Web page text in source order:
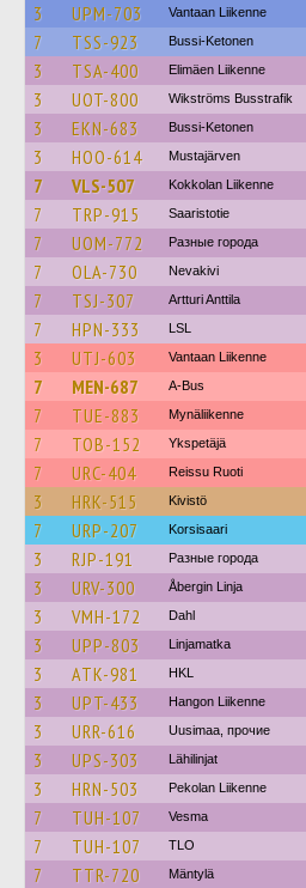
3 UPM-703 Vantaan Liikenne
7 TSS-923 Bussi-Ketonen
3 TSA-400 Elimäen Liikenne
3 UOT-800 Wikströms Busstrafik
3 EKN-683 Bussi-Ketonen
3 HOO-614 Mustajärven
7 VLS-507 Kokkolan Liikenne
7 TRP-915 Saaristotie
7 UOM-772 Разные города
7 OLA-730 Nevakivi
7 TSJ-307 Artturi Anttila
7 HPN-333 LSL
3 UTJ-603 Vantaan Liikenne
7 MEN-687 A-Bus
7 TUE-883 Mynäliikenne
7 TOB-152 Ykspetäjä
7 URC-404 Reissu Ruoti
3 HRK-515 Kivistö
7 URP-207 Korsisaari
3 RJP-191 Разные города
3 URV-300 Åbergin Linja
3 VMH-172 Dahl
3 UPP-803 Linjamatka
3 ATK-981 HKL
3 UPT-433 Hangon Liikenne
3 URR-616 Uusimaa, прочие
3 UPS-303 Lähilinjat
3 HRN-503 Pekolan Liikenne
7 TUH-107 Vesma
7 TUH-107 TLO
7 TTR-720 Mäntylä